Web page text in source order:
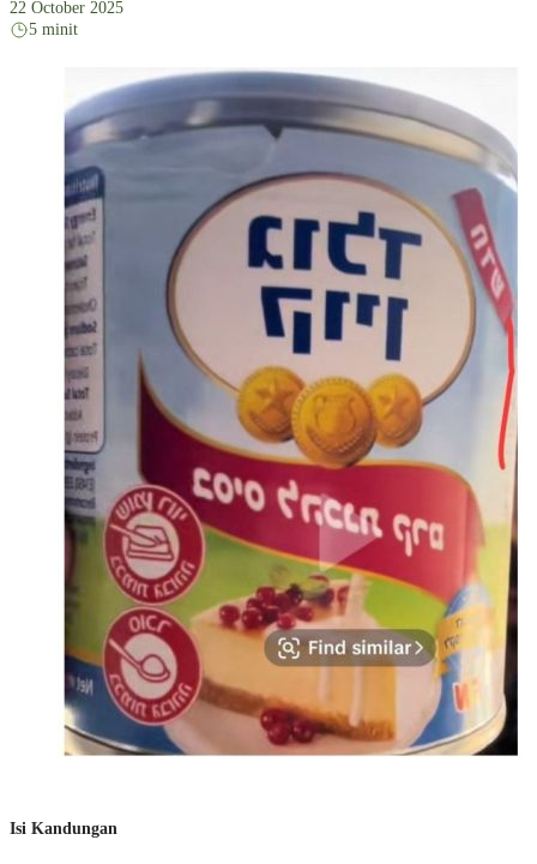
22 October 2025
5 minit
Isi Kandungan